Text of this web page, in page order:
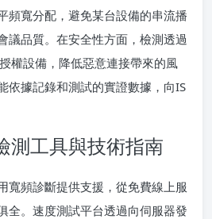
頻寬分配，避免某台設備的串流播
議品質。在安全性方面，檢測透過
權設備，降低惡意連接帶來的風
依據記錄和測試的實證數據，向IS
測工具與技術指南
寬頻診斷提供支援，從免費線上服
全。速度測試平台透過向伺服器發